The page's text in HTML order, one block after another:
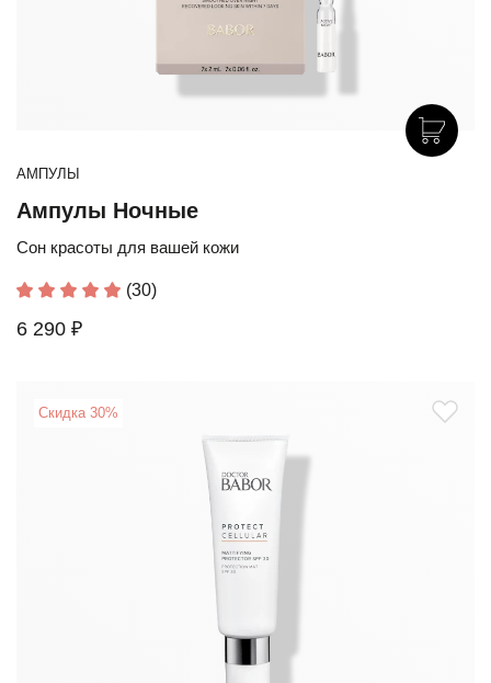
АМПУЛЫ
Ампулы Ночные
Сон красоты для вашей кожи
(30)
6 290 ₽
Скидка 30%